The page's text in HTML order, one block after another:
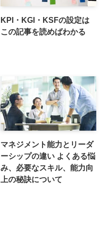
KPI・KGI・KSFの設定は
この記事を読めばわかる
マネジメント能力とリーダ
ーシップの違い よくある悩
み、必要なスキル、能力向
上の秘訣について